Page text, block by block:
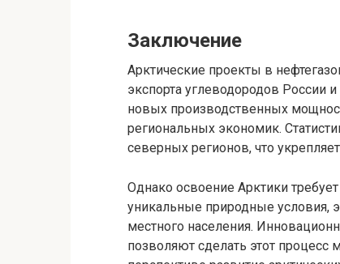
Заключение
Арктические проекты в
экспорта углеводородов России
новых производственных
региональных экономик.
северных регионов, что
Однако освоение Арктики
уникальные природные условия,
местного населения.
позволяют сделать этот